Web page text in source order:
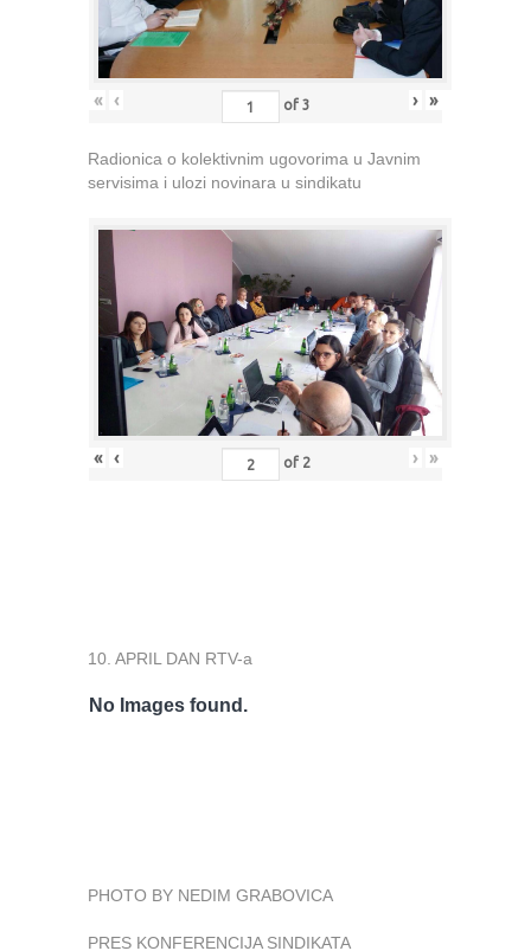
« ‹ of 3 › »
Radionica o kolektivnim ugovorima u Javnim
servisima i ulozi novinara u sindikatu
« ‹ of 2 › »
10. APRIL DAN RTV-a
No Images found.
PHOTO BY NEDIM GRABOVICA
PRES KONFERENCIJA SINDIKATA